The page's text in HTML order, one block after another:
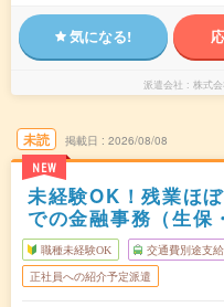
気になる!
派遣会社 株式
未読
NEW
掲載日 2026/08/08
未経験OK！残業ほ
での金融事務（生保
職種未経験OK 交通費別途支給
正社員への紹介予定派遣